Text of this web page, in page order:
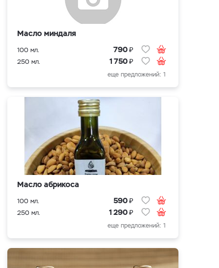
Масло миндаля
100 мл. 790₽
250 мл. 1 750₽
еще предложений: 1
Масло абрикоса
100 мл. 590₽
250 мл. 1 290₽
еще предложений: 1